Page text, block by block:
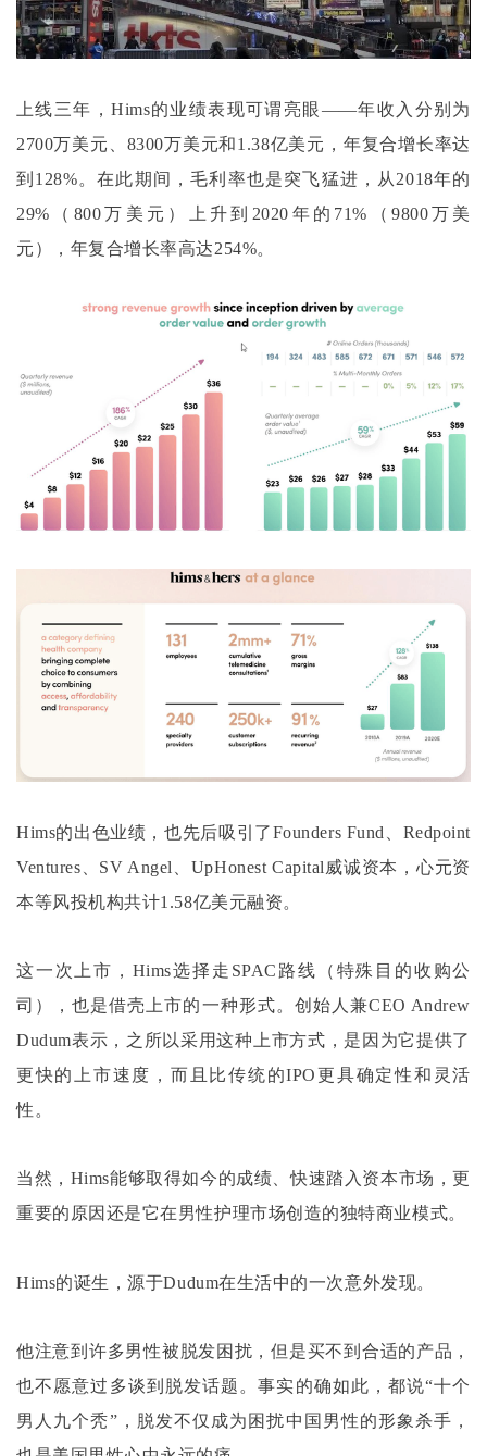
上线三年， Hims的业绩表现可谓亮眼——年收入分别为
2700万美元、8300万美元和1.38亿美元，年复合增长率达
到128%。在此期间，毛利率也是突飞猛进，从2018年的
29%（800万美元）上升到2020年的71%（9800万美
元），年复合增长率高达254%。
Hims的出色业绩，也先后吸引了Founders Fund、Redpoint
Ventures、SV Angel、UpHonest Capital威诚资本，心元资
本等风投机构共计1.58亿美元融资。
这一次上市， Hims选择走SPAC路线（特殊目的收购公
司），也是借壳上市的一种形式。创始人兼CEO Andrew
Dudum表示，之所以采用这种上市方式，是因为它提供了
更快的上市速度，而且比传统的IPO更具确定性和灵活
性。
当然， Hims能够取得如今的成绩、快速踏入资本市场，更
重要的原因还是它在男性护理市场创造的独特商业模式。
Hims的诞生，源于Dudum在生活中的一次意外发现。
他注意到许多男性被脱发困扰，但是买不到合适的产品，
也不愿意过多谈到脱发话题。事实的确如此，都说“十个
男人九个秃”，脱发不仅成为困扰中国男性的形象杀手，